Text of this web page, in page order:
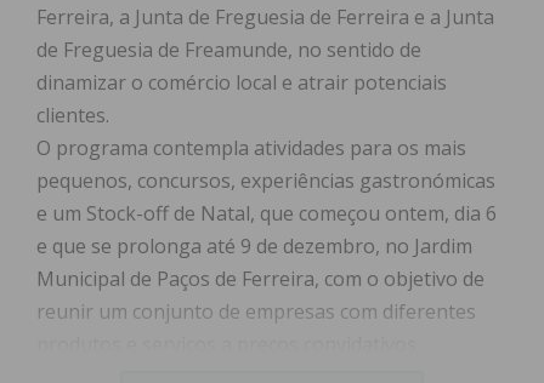
Ferreira, a Junta de Freguesia de Ferreira e a Junta
de Freguesia de Freamunde, no sentido de
dinamizar o comércio local e atrair potenciais
clientes.
O programa contempla atividades para os mais
pequenos, concursos, experiências gastronómicas
e um Stock-off de Natal, que começou ontem, dia 6
e que se prolonga até 9 de dezembro, no Jardim
Municipal de Paços de Ferreira, com o objetivo de
reunir um conjunto de empresas com diferentes